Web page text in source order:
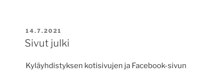
JULKAISTU
14.7.2021
Sivut julki
Kyläyhdistyksen kotisivujen ja Facebook-sivun